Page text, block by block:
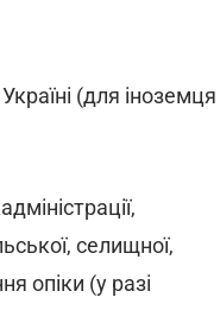
(для іноземця
селищної,
опіки (у разі